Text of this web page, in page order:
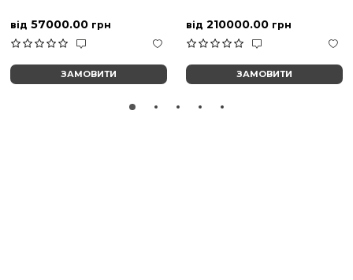
від 57000.00 грн
ЗАМОВИТИ
від 210000.00 грн
ЗАМОВИТИ